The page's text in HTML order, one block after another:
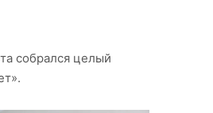
собрался целый